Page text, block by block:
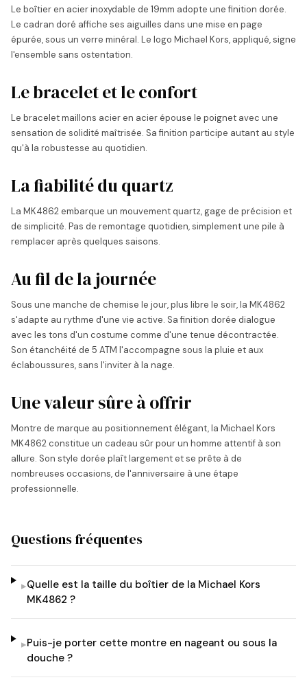
Le boîtier en acier inoxydable de 19mm adopte une finition dorée.
Le cadran doré affiche ses aiguilles dans une mise en page
épurée, sous un verre minéral. Le logo Michael Kors, appliqué, signe
l'ensemble sans ostentation.
Le bracelet et le confort
Le bracelet maillons acier en acier épouse le poignet avec une
sensation de solidité maîtrisée. Sa finition participe autant au style
qu'à la robustesse au quotidien.
La fiabilité du quartz
La MK4862 embarque un mouvement quartz, gage de précision et
de simplicité. Pas de remontage quotidien, simplement une pile à
remplacer après quelques saisons.
Au fil de la journée
Sous une manche de chemise le jour, plus libre le soir, la MK4862
s'adapte au rythme d'une vie active. Sa finition dorée dialogue
avec les tons d'un costume comme d'une tenue décontractée.
Son étanchéité de 5 ATM l'accompagne sous la pluie et aux
éclaboussures, sans l'inviter à la nage.
Une valeur sûre à offrir
Montre de marque au positionnement élégant, la Michael Kors
MK4862 constitue un cadeau sûr pour un homme attentif à son
allure. Son style dorée plaît largement et se prête à de
nombreuses occasions, de l'anniversaire à une étape
professionnelle.
Questions fréquentes
▸Quelle est la taille du boîtier de la Michael Kors
MK4862 ?
▸Puis-je porter cette montre en nageant ou sous la
douche ?